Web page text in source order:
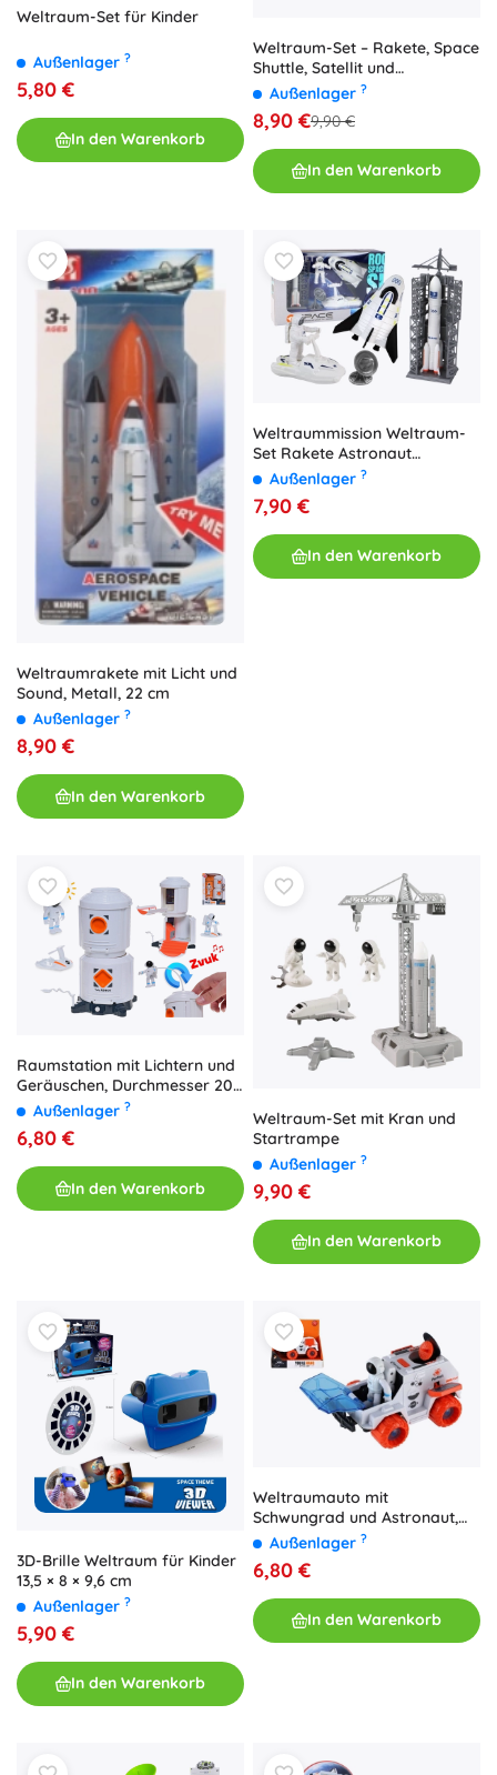
Weltraum-Set für Kinder
Außenlager ?
5,80 €
In den Warenkorb
Weltraum-Set – Rakete, Space
Shuttle, Satellit und
Transportfahrzeug
Außenlager ?
8,90 €9,90 €
In den Warenkorb
Weltraumrakete mit Licht und
Sound, Metall, 22 cm
Außenlager ?
8,90 €
In den Warenkorb
Weltraummission Weltraum-
Set Rakete Astronaut
Raumschiff 5-tlg.
Außenlager ?
7,90 €
In den Warenkorb
Raumstation mit Lichtern und
Geräuschen, Durchmesser 20
cmAußenlager ?
6,80 €
In den Warenkorb
Weltraum-Set mit Kran und
Startrampe
Außenlager ?
9,90 €
In den Warenkorb
3D-Brille Weltraum für Kinder
13,5 × 8 × 9,6 cm
Außenlager ?
5,90 €
In den Warenkorb
Weltraumauto mit
Schwungrad und Astronaut,
Kunststofffahrzeug 9 × 13 cm
Außenlager ?
6,80 €
In den Warenkorb